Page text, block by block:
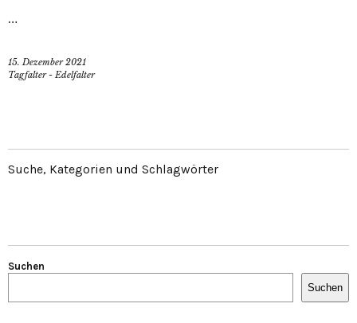
…
15. Dezember 2021
Tagfalter - Edelfalter
Suche, Kategorien und Schlagwörter
Suchen
Suchen